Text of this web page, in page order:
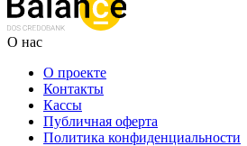
О нас
О проекте
Контакты
Кассы
Публичная оферта
Политика конфиденциальности